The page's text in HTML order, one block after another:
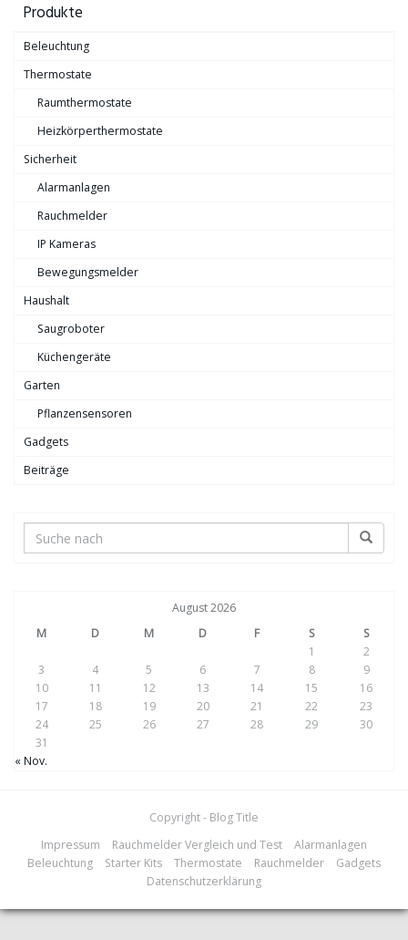
Produkte
Beleuchtung
Thermostate
Raumthermostate
Heizkörperthermostate
Sicherheit
Alarmanlagen
Rauchmelder
IP Kameras
Bewegungsmelder
Haushalt
Saugroboter
Küchengeräte
Garten
Pflanzensensoren
Gadgets
Beiträge
August 2026
M
D M D F S
S
1
2
3
4 5 6 7 8
9
10
11 12 13 14 15
16
17
18 19 20 21 22
23
24
25 26 27 28 29
30
31
« Nov.
Copyright - Blog Title
Impressum
Rauchmelder Vergleich und Test
Alarmanlagen
Beleuchtung
Starter Kits Thermostate Rauchmelder
Gadgets
Datenschutzerklärung